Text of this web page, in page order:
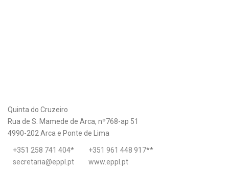
Quinta do Cruzeiro
Rua de S. Mamede de Arca, nº768-ap 51
4990-202 Arca e Ponte de Lima
+351 258 741 404* +351 961 448 917**
secretaria@eppl.pt
www.eppl.pt